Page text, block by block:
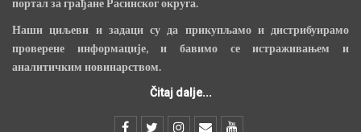
Наши циљеви и задаци су да прикупљамо и дистрибуирамо
проверене информације, и бавимо се истраживањем и
аналитичким новинарством.
Čitaj dalje...